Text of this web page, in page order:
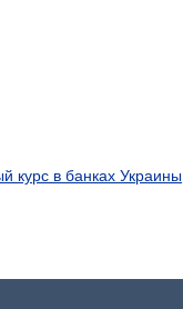
курс в банках Украины